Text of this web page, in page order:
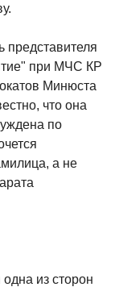
представителя
при МЧС КР
Минюста
что она
по
а не
из сторон